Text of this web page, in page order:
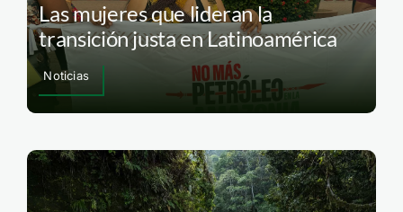
Las mujeres que lideran la
transición justa en Latinoamérica
Noticias